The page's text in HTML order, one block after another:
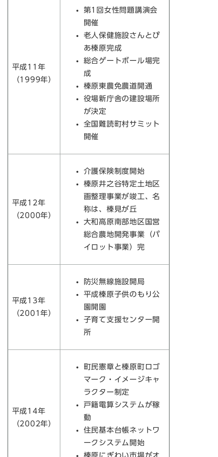
平成11年
（1999年）
第1回女性問題講演会
開催
老人保健施設さんとぴ
あ榛原完成
総合ゲートボール場完
成
榛原東農免農道開通
役場新庁舎の建設場所
が決定
全国難読町村サミット
開催
平成12年
（2000年）
介護保険制度開始
榛原井之谷特定土地区
画整理事業が竣工、名
称は、榛見が丘
大和高原南部地区国営
総合農地開発事業（パ
イロット事業）完
平成13年
（2001年）
防災無線施設開局
平成榛原子供のもり公
園開園
子育て支援センター開
所
平成14年
（2002年）
町民憲章と榛原町ロゴ
マーク・イメージキャ
ラクター制定
戸籍電算システムが稼
動
住民基本台帳ネットワ
ークシステム開始
榛原にぎわい市場がオ